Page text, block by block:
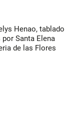
Henao, tablado
Santa Elena
de las Flores